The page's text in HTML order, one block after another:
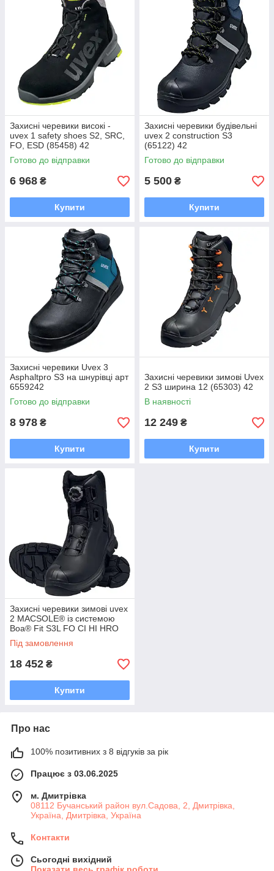
Захисні черевики високі -
uvex 1 safety shoes S2, SRC,
FO, ESD (85458) 42
Готово до відправки
6 968 ₴
Купити
Захисні черевики будівельні
uvex 2 construction S3
(65122) 42
Готово до відправки
5 500 ₴
Купити
Захисні черевики Uvex 3
Asphaltpro S3 на шнурівці арт
6559242
Готово до відправки
8 978 ₴
Купити
Захисні черевики зимові Uvex
2 S3 ширина 12 (65303) 42
В наявності
12 249 ₴
Купити
Захисні черевики зимові uvex
2 MACSOLE® із системою
Boa® Fit S3L FO CI HI HRO
SC SR (6536342) 42
Під замовлення
18 452 ₴
Купити
Про нас
100% позитивних з 8 відгуків за рік
Працює з 03.06.2025
м. Дмитрiвка
08112 Бучанський район вул.Садова, 2, Дмитрівка,
Україна, Дмитрiвка, Україна
Контакти
Сьогодні вихідний